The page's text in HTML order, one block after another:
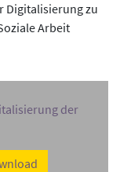
Digitalisierung zu
Arbeit
der